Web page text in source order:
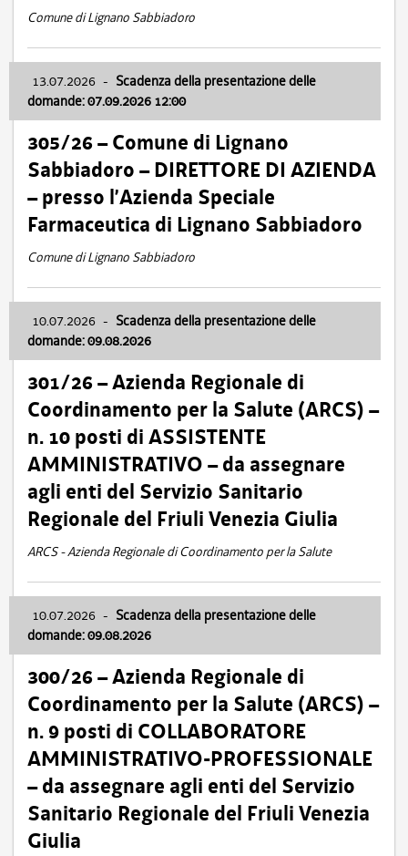
Comune di Lignano Sabbiadoro
13.07.2026 - Scadenza della presentazione delle
domande: 07.09.2026 12:00
305/26 – Comune di Lignano
Sabbiadoro – DIRETTORE DI AZIENDA
– presso l’Azienda Speciale
Farmaceutica di Lignano Sabbiadoro
Comune di Lignano Sabbiadoro
10.07.2026 - Scadenza della presentazione delle
domande: 09.08.2026
301/26 – Azienda Regionale di
Coordinamento per la Salute (ARCS) –
n. 10 posti di ASSISTENTE
AMMINISTRATIVO – da assegnare
agli enti del Servizio Sanitario
Regionale del Friuli Venezia Giulia
ARCS - Azienda Regionale di Coordinamento per la Salute
10.07.2026 - Scadenza della presentazione delle
domande: 09.08.2026
300/26 – Azienda Regionale di
Coordinamento per la Salute (ARCS) –
n. 9 posti di COLLABORATORE
AMMINISTRATIVO-PROFESSIONALE
– da assegnare agli enti del Servizio
Sanitario Regionale del Friuli Venezia
Giulia